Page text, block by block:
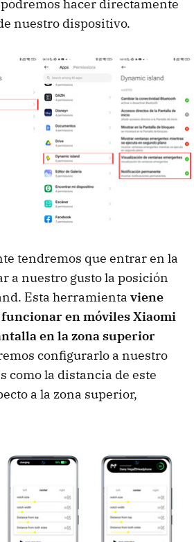
hacer directamente
nuestro dispositivo.
tendremos que entrar en la
a nuestro gusto la posición
Esta herramienta viene
en móviles Xiaomi
en la zona superior
configurarlo a nuestro
como la distancia de este
a la zona superior,